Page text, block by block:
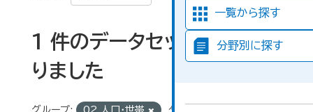
一覧から探す
分野別に探す
1 件のデータセットが見つか
りました
グループ: 02_人口・世帯 タグ: